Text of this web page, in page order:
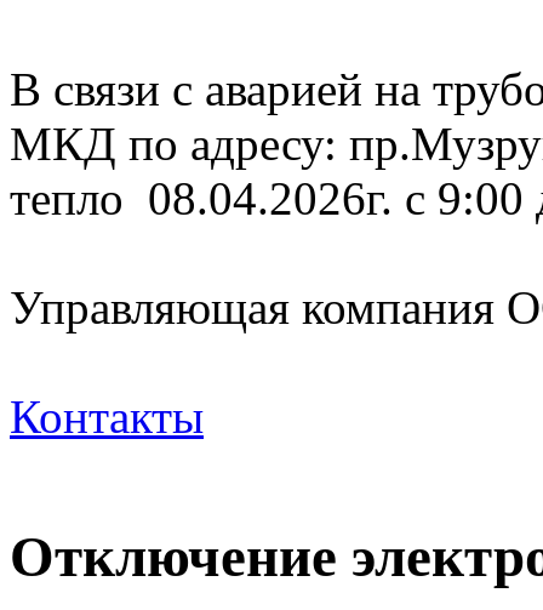
В связи с аварией на
МКД по адресу:
тепло 08.04.2026г. с
Управляющая
Контакты
Отключение